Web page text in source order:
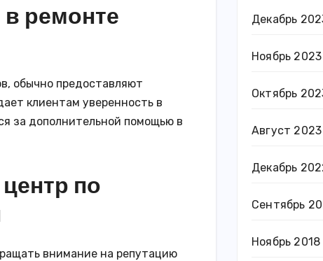
в ремонте
обычно предоставляют
клиентам уверенность в
за дополнительной помощью в
по
внимание на репутацию
Декабрь
Ноябрь 2023
Октябрь
Август 2023
Декабрь
Сентябрь
Ноябрь 2018